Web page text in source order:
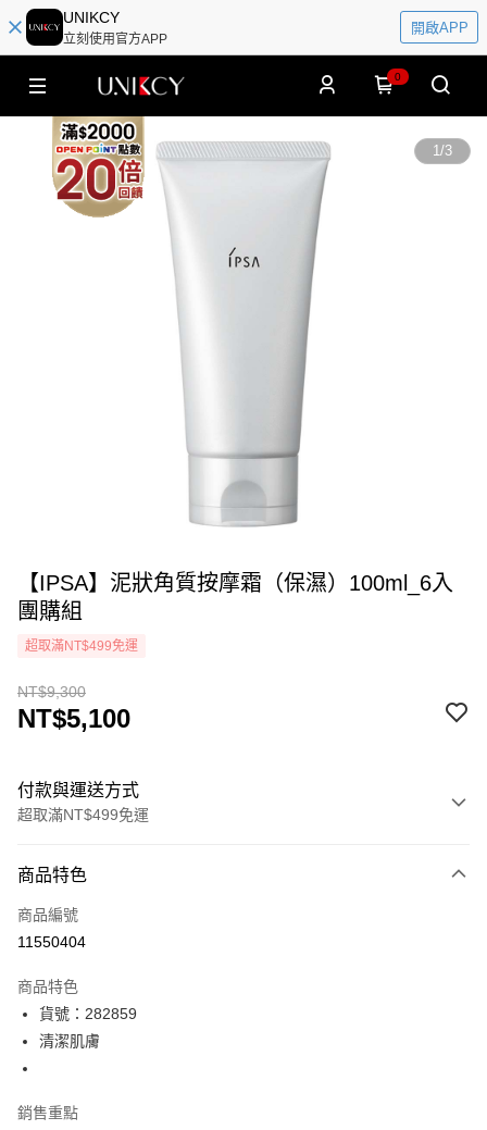
UNIKCY
立刻使用官方APP
開啟APP
0
1/3
【IPSA】泥狀角質按摩霜（保濕）100ml_6入
團購組
超取滿NT$499免運
NT$9,300
NT$5,100
付款與運送方式
超取滿NT$499免運
icash Pay
信用卡一次付款
LINE Pay
Apple Pay
商品特色
商品編號
11550404
商品特色
貨號：282859
清潔肌膚
銷售重點